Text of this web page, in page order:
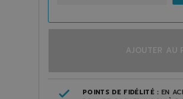
AJOUTER AU
POINTS DE FIDÉLITÉ : EN